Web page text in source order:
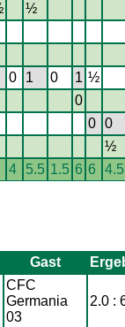
½
0 1 0 1 ½
0
0
0
½
4 5.5 1.5 6 6 4.5
Gast
CFC
Germania
03
2.0 :